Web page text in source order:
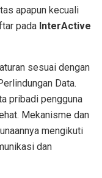
apapun kecuali
pada InterActive
sesuai dengan
Data.
pribadi pengguna
Mekanisme dan
mengikuti
dan